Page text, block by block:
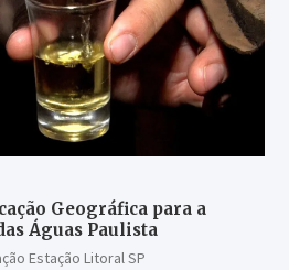
Geográfica para a
Águas Paulista
Estação Litoral SP